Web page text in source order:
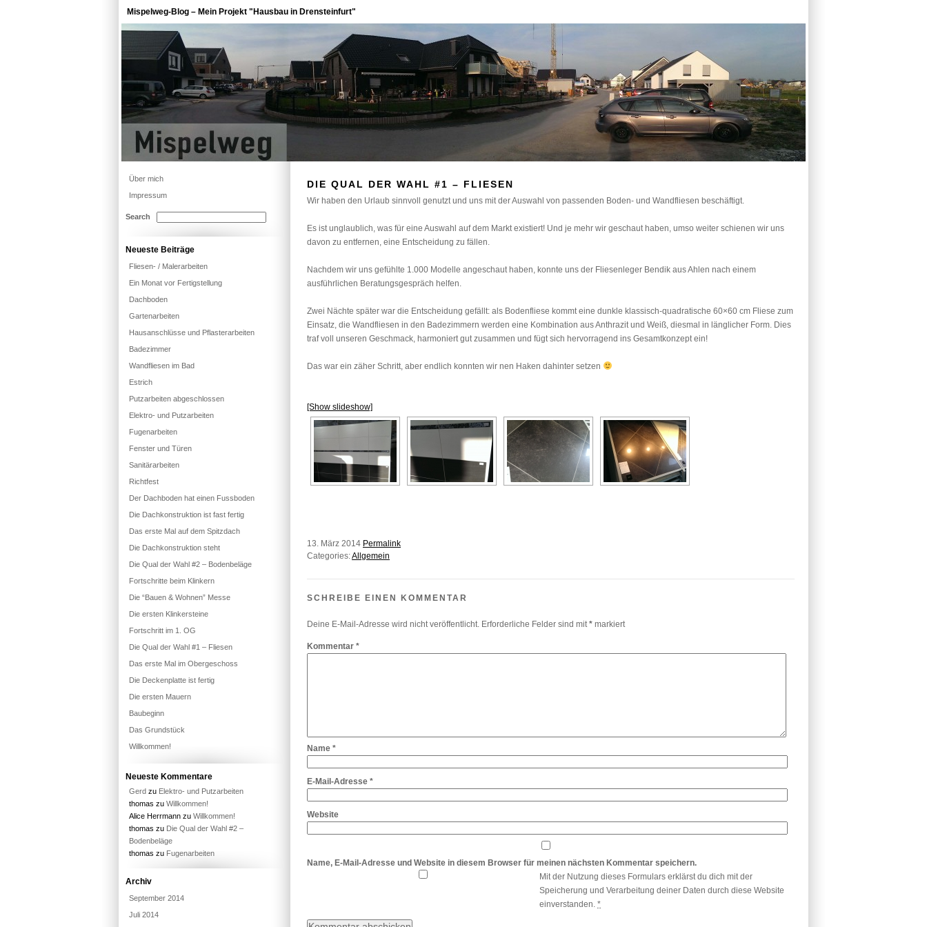
Mispelweg-Blog – Mein Projekt "Hausbau in Drensteinfurt"
DIE QUAL DER WAHL #1 – FLIESEN
Wir haben den Urlaub sinnvoll genutzt und uns mit der Auswahl von passenden Boden- und Wandfliesen beschäftigt.
Es ist unglaublich, was für eine Auswahl auf dem Markt existiert! Und je mehr wir geschaut haben, umso weiter schienen wir uns
davon zu entfernen, eine Entscheidung zu fällen.
Nachdem wir uns gefühlte 1.000 Modelle angeschaut haben, konnte uns der Fliesenleger Bendik aus Ahlen nach einem
ausführlichen Beratungsgespräch helfen.
Zwei Nächte später war die Entscheidung gefällt: als Bodenfliese kommt eine dunkle klassisch-quadratische 60×60 cm Fliese zum
Einsatz, die Wandfliesen in den Badezimmern werden eine Kombination aus Anthrazit und Weiß, diesmal in länglicher Form. Dies
traf voll unseren Geschmack, harmoniert gut zusammen und fügt sich hervorragend ins Gesamtkonzept ein!
Das war ein zäher Schritt, aber endlich konnten wir nen Haken dahinter setzen
[Show slideshow]
13. März 2014 Permalink
Categories:Allgemein
SCHREIBE EINEN KOMMENTAR
Deine E-Mail-Adresse wird nicht veröffentlicht. Erforderliche Felder sind mit* markiert
Kommentar *
Name *
E-Mail-Adresse *
Website
Name, E-Mail-Adresse und Website in diesem Browser für meinen nächsten Kommentar speichern.
Mit der Nutzung dieses Formulars erklärst du dich mit der
Speicherung und Verarbeitung deiner Daten durch diese Website
einverstanden.*
Über mich
Impressum
Search
Neueste Beiträge
Fliesen- / Malerarbeiten
Ein Monat vor Fertigstellung
Dachboden
Gartenarbeiten
Hausanschlüsse und Pflasterarbeiten
Badezimmer
Wandfliesen im Bad
Estrich
Putzarbeiten abgeschlossen
Elektro- und Putzarbeiten
Fugenarbeiten
Fenster und Türen
Sanitärarbeiten
Richtfest
Der Dachboden hat einen Fussboden
Die Dachkonstruktion ist fast fertig
Das erste Mal auf dem Spitzdach
Die Dachkonstruktion steht
Die Qual der Wahl #2 – Bodenbeläge
Fortschritte beim Klinkern
Die “Bauen & Wohnen” Messe
Die ersten Klinkersteine
Fortschritt im 1. OG
Die Qual der Wahl #1 – Fliesen
Das erste Mal im Obergeschoss
Die Deckenplatte ist fertig
Die ersten Mauern
Baubeginn
Das Grundstück
Willkommen!
Neueste Kommentare
Gerd zu Elektro- und Putzarbeiten
thomas zu Willkommen!
Alice Herrmann zu Willkommen!
thomas zu Die Qual der Wahl #2 –
Bodenbeläge
thomas zu Fugenarbeiten
Archiv
September 2014
Juli 2014